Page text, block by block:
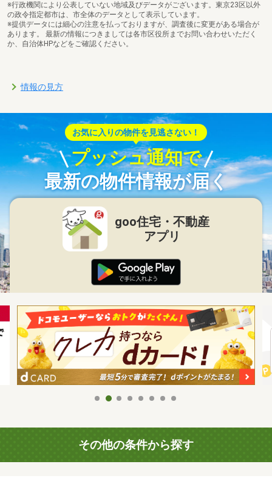
※行政機関により公表していない地域及びデータがございます。東京23区以外
の政令指定都市は、市全体のデータとして表示しています。
※提供データには細心の注意を払っておりますが、調査後に変更がある場合が
あります。 最新の情報につきましては各市区役所までお問い合わせいただく
か、自治体HPなどをご確認ください。
情報の見方
お気に入りの物件を見逃さない！
プッシュ通知で
最新の物件情報が届く
goo住宅・不動産
アプリ
その他の条件から探す